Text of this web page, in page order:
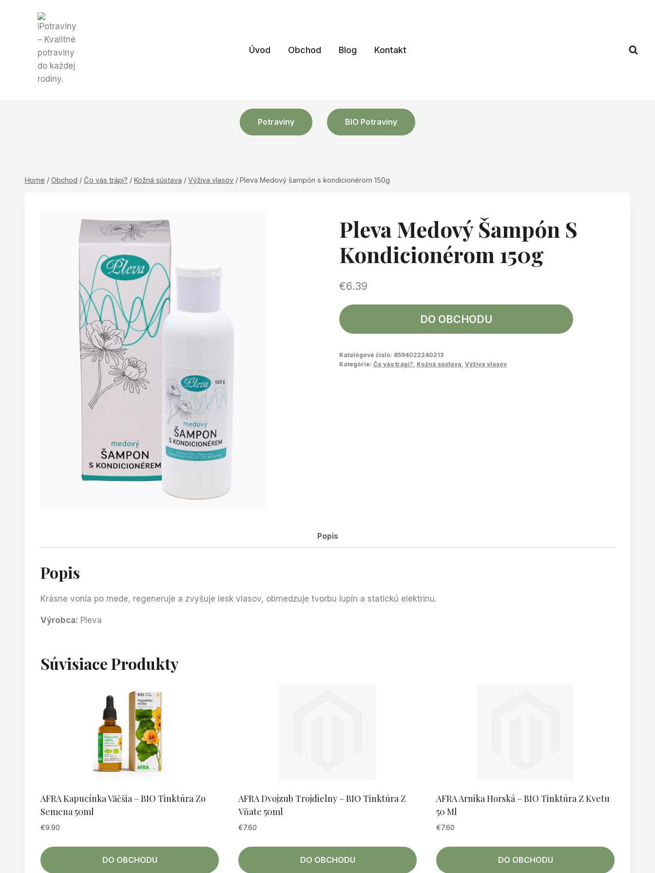
Úvod Obchod Blog Kontakt
Potraviny BIO Potraviny
Home / Obchod / Čo vás trápi? / Kožná sústava / Výživa vlasov / Pleva Medový šampón s kondicionérom 150g
Pleva Medový Šampón S
Kondicionérom 150g
€6.39
DO OBCHODU
Katalógové číslo: 8594022240213
Kategórie: Čo vás trápi? Kožná sústava Výživa vlasov
Popis
Popis
Krásne vonia po mede, regeneruje a zvyšuje lesk vlasov, obmedzuje tvorbu lupín a statickú elektrinu.
Výrobca: Pleva
Súvisiace Produkty
AFRA Kapucínka Väčšia – BIO Tinktúra Zo
Semena 50ml
€9.90
DO OBCHODU
AFRA Dvojzub Trojdielny – BIO Tinktúra Z
Vňate 50ml
€7.60
DO OBCHODU
AFRA Arnika Horská – BIO Tinktúra Z Kvetu
50 Ml
€7.60
DO OBCHODU